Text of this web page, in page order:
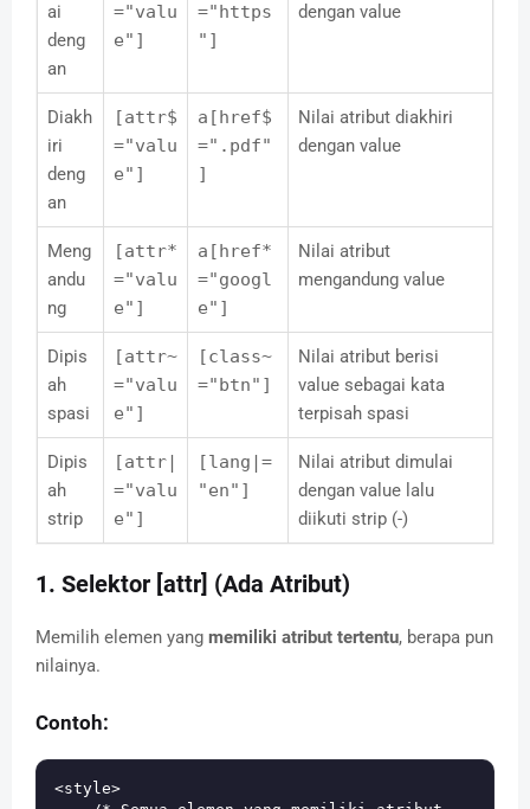
ai
deng
an
="valu
e"]
="https
"]
dengan value
Diakh
iri
deng
an
[attr$
="valu
e"]
a[href$
=".pdf"
]
Nilai atribut diakhiri
dengan value
Meng
andu
ng
[attr*
="valu
e"]
a[href*
="googl
e"]
Nilai atribut
mengandung value
Dipis
ah
spasi
[attr~
="valu
e"]
[class~
="btn"]
Nilai atribut berisi
value sebagai kata
terpisah spasi
Dipis
ah
strip
[attr|
="valu
e"]
[lang|=
"en"]
Nilai atribut dimulai
dengan value lalu
diikuti strip (-)
1. Selektor [attr] (Ada Atribut)
Memilih elemen yang memiliki atribut tertentu, berapa pun
nilainya.
Contoh:
<style>